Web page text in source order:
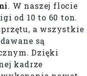
. W naszej flocie
od 10 to 60 ton.
a wszystkie
są
Dzięki
kadrze